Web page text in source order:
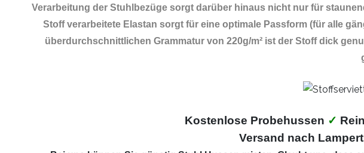
Verarbeitung der Stuhlbezüge sorgt darüber hinaus nicht nur für
Stoff verarbeitete Elastan sorgt für eine optimale Passform (für alle
überdurchschnittlichen Grammatur von 220g/m² ist der Stoff dick
Kostenlose Probehussen ✓
Versand nach